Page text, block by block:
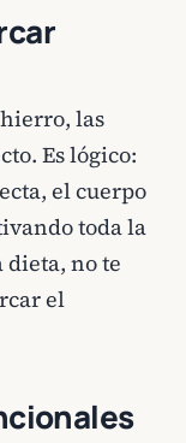
las
Es lógico:
el cuerpo
toda la
no te
el